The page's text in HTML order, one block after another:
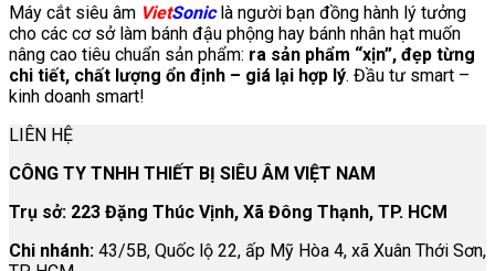
Máy cắt siêu âm VietSoniclà người bạn đồng hành lý tưởng
cho các cơ sở làm bánh đậu phộng hay bánh nhân hạt muốn
nâng cao tiêu chuẩn sản phẩm: ra sản phẩm “xịn”, đẹp từng
chi tiết, chất lượng ổn định – giá lại hợp lý. Đầu tư smart –
kinh doanh smart!
LIÊN HỆ
CÔNG TY TNHH THIẾT BỊ SIÊU ÂM VIỆT NAM
Trụ sở: 223 Đặng Thúc Vịnh, Xã Đông Thạnh, TP. HCM
Chi nhánh: 43/5B, Quốc lộ 22, ấp Mỹ Hòa 4, xã Xuân Thới Sơn,